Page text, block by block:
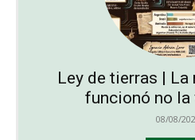
Ley de tierras |
funcionó no la
08/08/